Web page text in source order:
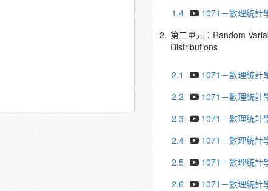
1.4
1071－數理統計
2. 第二單元：Random
Distributions
2.1
1071－數理統計
2.2
1071－數理統計
2.3
1071－數理統計
2.4
1071－數理統計
2.5
1071－數理統計
2.6
1071－數理統計